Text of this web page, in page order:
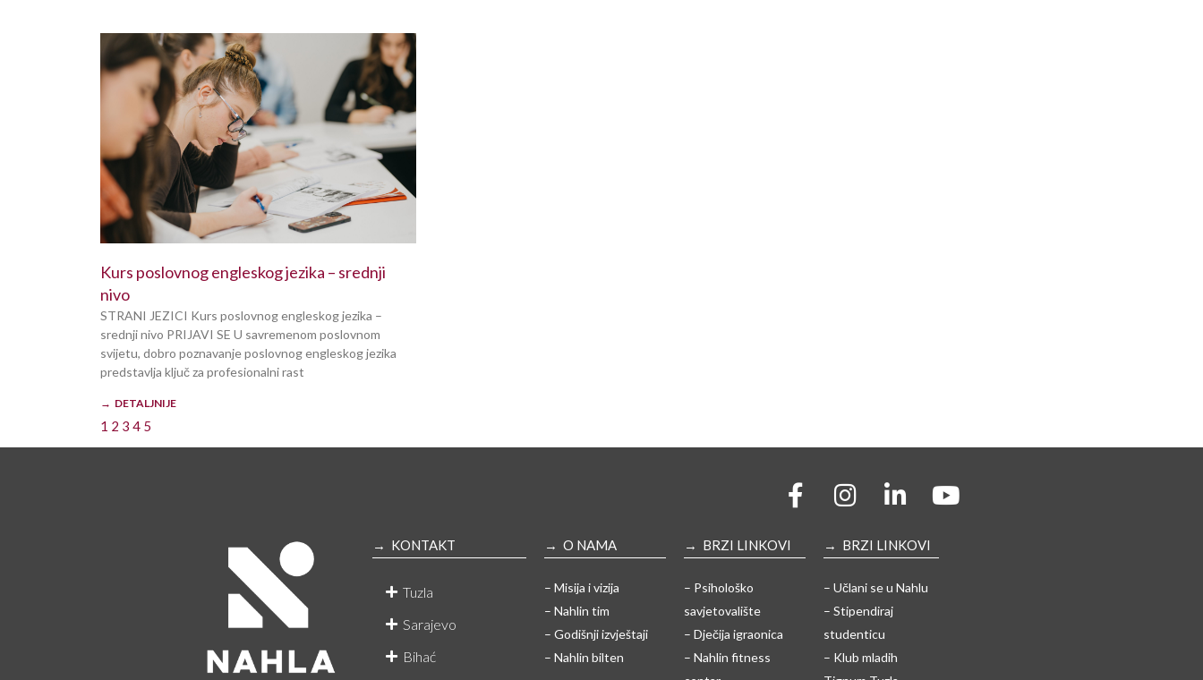
Kurs poslovnog engleskog jezika – srednji
nivo
STRANI JEZICI Kurs poslovnog engleskog jezika –
srednji nivo PRIJAVI SE U savremenom poslovnom
svijetu, dobro poznavanje poslovnog engleskog jezika
predstavlja ključ za profesionalni rast
→ DETALJNIJE
1 2 3 4 5
→ KONTAKT
Tuzla
Sarajevo
Bihać
→ O NAMA
– Misija i vizija
– Nahlin tim
– Godišnji izvještaji
– Nahlin bilten
→ BRZI LINKOVI
– Psihološko
savjetovalište
– Dječija igraonica
– Nahlin fitness
→ BRZI LINKOVI
– Učlani se u Nahlu
– Stipendiraj
studenticu
– Klub mladih